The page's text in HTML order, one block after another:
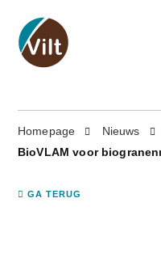
Homepage Nieuws
BioVLAM voor
GA TERUG